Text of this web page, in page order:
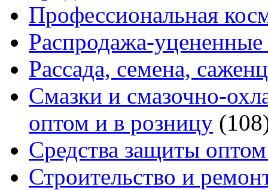
Профессиональная
Распродажа-уцененные
Рассада, семена,
Смазки и смазочно-
оптом и в розницу
Средства защиты
Строительство и